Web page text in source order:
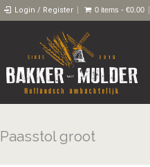
Login / Register 0 items - €0.00
Paasstol groot